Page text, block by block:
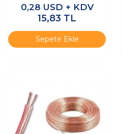
0,28 USD + KDV
15,83 TL
Sepete Ekle